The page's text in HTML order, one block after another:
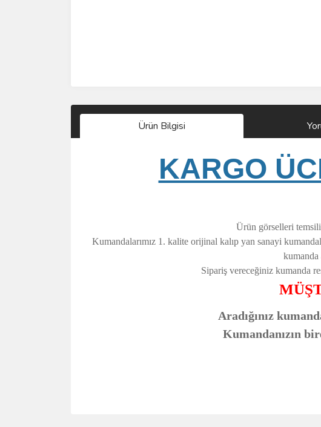
Ürün Bilgisi
KARGO
Ürün görselleri
Kumandalarımız 1. kalite orijinal kalıp yan sanayi
kumanda
Sipariş vereceğiniz kumanda
Aradığınız
Kumandanızın